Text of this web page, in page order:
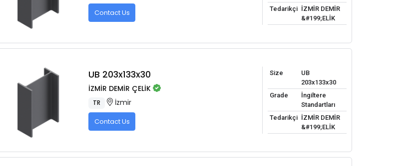
Contact Us
Tedarikçi İZMİR DEMİR
&#199;ELİK
UB 203x133x30
İZMİR DEMİR ÇELİK
TR İzmir
Contact Us
Size
UB
203x133x30
Grade
İngiltere
Standartları
Tedarikçi İZMİR DEMİR
&#199;ELİK